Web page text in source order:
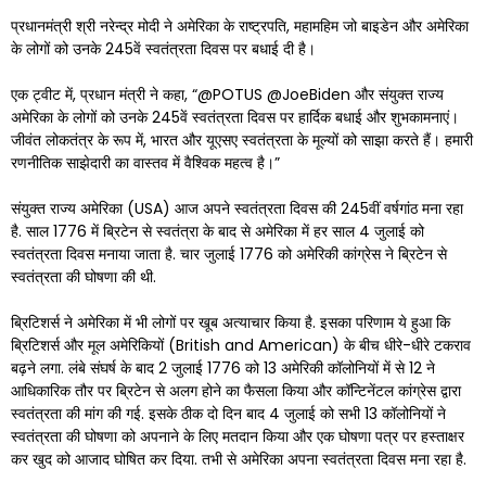
प्रधानमंत्री श्री नरेन्द्र मोदी ने अमेरिका के राष्ट्रपति, महामहिम जो बाइडेन और अमेरिका
के लोगों को उनके 245वें स्वतंत्रता दिवस पर बधाई दी है।
एक ट्वीट में, प्रधान मंत्री ने कहा, “@POTUS @JoeBiden और संयुक्त राज्य
अमेरिका के लोगों को उनके 245वें स्वतंत्रता दिवस पर हार्दिक बधाई और शुभकामनाएं।
जीवंत लोकतंत्र के रूप में, भारत और यूएसए स्वतंत्रता के मूल्यों को साझा करते हैं। हमारी
रणनीतिक साझेदारी का वास्तव में वैश्विक महत्व है।”
संयुक्त राज्य अमेरिका (USA) आज अपने स्वतंत्रता दिवस की 245वीं वर्षगांठ मना रहा
है. साल 1776 में ब्रिटेन से स्वतंत्रा के बाद से अमेरिका में हर साल 4 जुलाई को
स्वतंत्रता दिवस मनाया जाता है. चार जुलाई 1776 को अमेरिकी कांग्रेस ने ब्रिटेन से
स्वतंत्रता की घोषणा की थी.
ब्रिटिशर्स ने अमेरिका में भी लोगों पर खूब अत्याचार किया है. इसका परिणाम ये हुआ कि
ब्रिटिशर्स और मूल अमेरिकियों (British and American) के बीच धीरे-धीरे टकराव
बढ़ने लगा. लंबे संघर्ष के बाद 2 जुलाई 1776 को 13 अमेरिकी कॉलोनियों में से 12 ने
आधिकारिक तौर पर ब्रिटेन से अलग होने का फैसला किया और कॉन्टिनेंटल कांग्रेस द्वारा
स्वतंत्रता की मांग की गई. इसके ठीक दो दिन बाद 4 जुलाई को सभी 13 कॉलोनियों ने
स्वतंत्रता की घोषणा को अपनाने के लिए मतदान किया और एक घोषणा पत्र पर हस्ताक्षर
कर खुद को आजाद घोषित कर दिया. तभी से अमेरिका अपना स्वतंत्रता दिवस मना रहा है.